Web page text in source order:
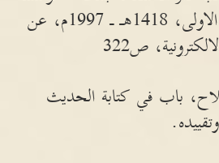
الريان ببيروت، الطبعة الاولى، 1418هـ ـ 1997م، عن
ص322
باب في كتابة الحديث